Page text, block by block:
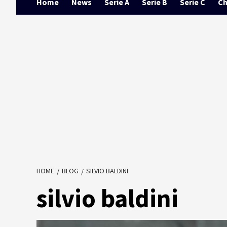
Home News Serie A Serie B Serie C
HOME BLOG SILVIO BALDINI
silvio baldini